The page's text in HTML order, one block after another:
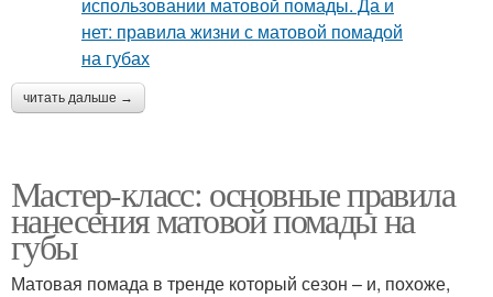
читать дальше →
Мастер-класс: основные правила
нанесения матовой помады на
губы
Матовая помада в тренде который сезон – и, похоже,